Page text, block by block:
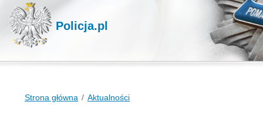
Policja.pl
Strona główna Aktualności